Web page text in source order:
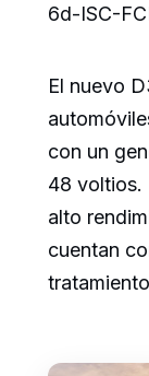
6d-ISC-
El nuevo
con un
48 voltios.
alto
cuentan